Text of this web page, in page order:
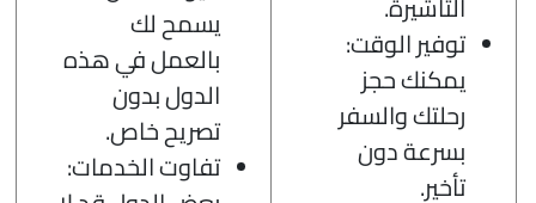
توفير الوقت:
يمكنك حجز
رحلتك والسفر
بسرعة دون
تأخير.
يسمح لك
بالعمل في هذه
الدول بدون
تصريح خاص.
تفاوت الخدمات: